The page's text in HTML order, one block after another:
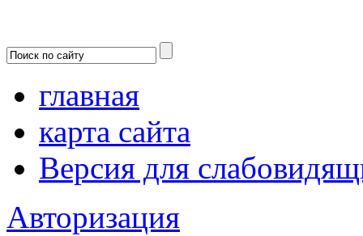
главная
карта сайта
Версия для
Авторизация